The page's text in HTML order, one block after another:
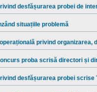
desfășurarea probei de
situațiile problemă
privind
proba scrisă directori și
desfășurarea probei scrise